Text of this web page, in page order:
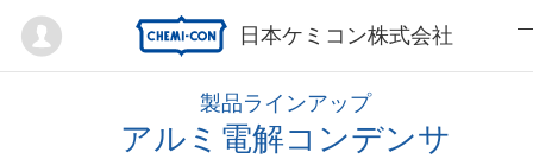
日本ケミコン株式会社
Mypage
製品ラインアップ
アルミ電解コンデンサ